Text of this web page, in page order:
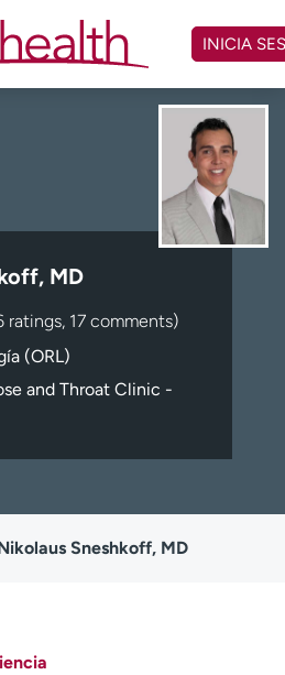
Carreras
Connection
Clases y eventos
Profesionales
INICIA
MD
ratings, 17 comments)
(ORL)
and Throat Clinic -
Sneshkoff, MD